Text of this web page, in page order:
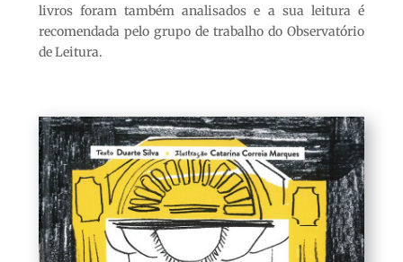
livros foram também analisados e a sua leitura é
recomendada pelo grupo de trabalho do Observatório
de Leitura.